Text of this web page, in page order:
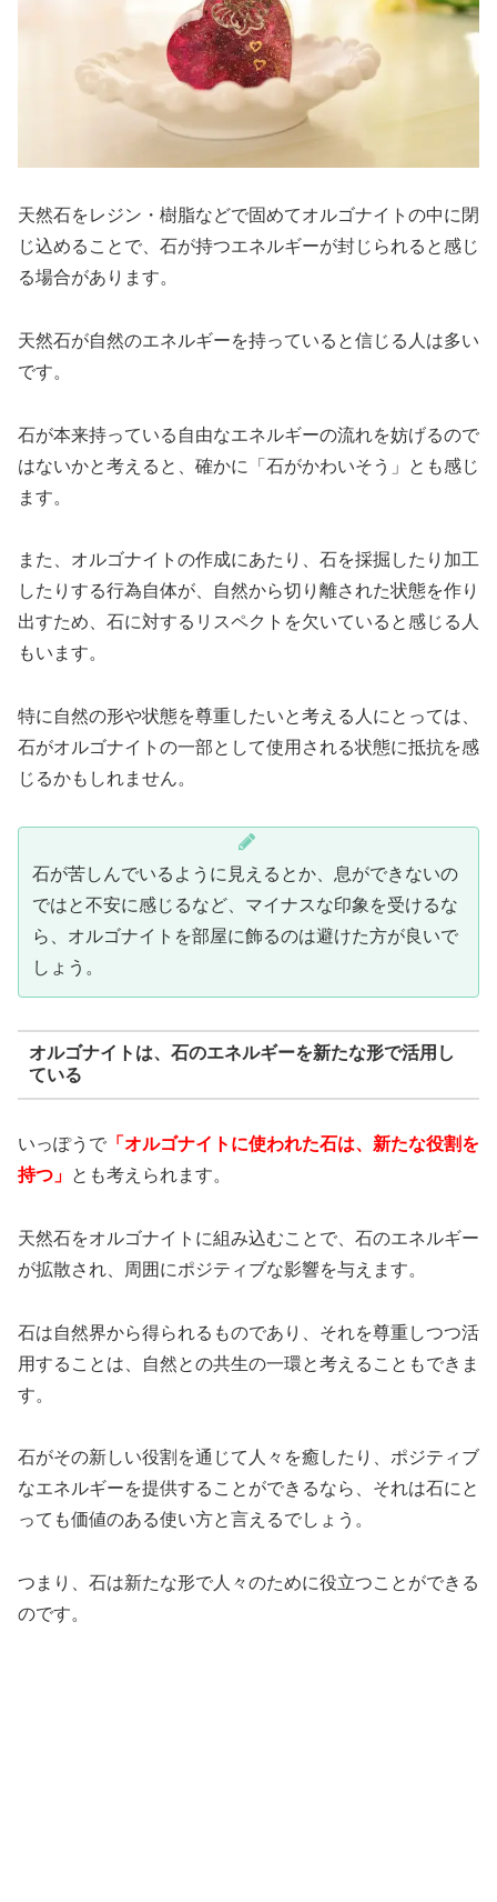
天然石をレジン・樹脂などで固めてオルゴナイトの中に閉
じ込めることで、石が持つエネルギーが封じられると感じ
る場合があります。
天然石が自然のエネルギーを持っていると信じる人は多い
です。
石が本来持っている自由なエネルギーの流れを妨げるので
はないかと考えると、確かに「石がかわいそう」とも感じ
ます。
また、オルゴナイトの作成にあたり、石を採掘したり加工
したりする行為自体が、自然から切り離された状態を作り
出すため、石に対するリスペクトを欠いていると感じる人
もいます。
特に自然の形や状態を尊重したいと考える人にとっては、
石がオルゴナイトの一部として使用される状態に抵抗を感
じるかもしれません。
石が苦しんでいるように見えるとか、息ができないの
ではと不安に感じるなど、マイナスな印象を受けるな
ら、オルゴナイトを部屋に飾るのは避けた方が良いで
しょう。
オルゴナイトは、石のエネルギーを新たな形で活用し
ている
いっぽうで 「オルゴナイトに使われた石は、新たな役割を
持つ」 とも考えられます。
天然石をオルゴナイトに組み込むことで、石のエネルギー
が拡散され、周囲にポジティブな影響を与えます。
石は自然界から得られるものであり、それを尊重しつつ活
用することは、自然との共生の一環と考えることもできま
す。
石がその新しい役割を通じて人々を癒したり、ポジティブ
なエネルギーを提供することができるなら、それは石にと
っても価値のある使い方と言えるでしょう。
つまり、石は新たな形で人々のために役立つことができる
のです。